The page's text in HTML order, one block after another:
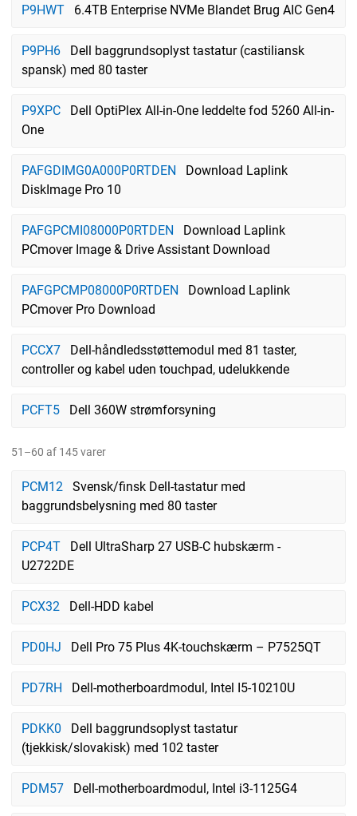
P9HWT 6.4TB Enterprise NVMe Blandet Brug AIC Gen4
P9PH6
Dell baggrundsoplyst tastatur (castiliansk
spansk) med 80 taster
P9XPC
Dell OptiPlex All-in-One leddelte fod 5260 All-in-
One
PAFGDIMG0A000P0RTDEN
Download Laplink
DiskImage Pro 10
PAFGPCMI08000P0RTDEN
Download Laplink
PCmover Image & Drive Assistant Download
PAFGPCMP08000P0RTDEN
Download Laplink
PCmover Pro Download
PCCX7
Dell-håndledsstøttemodul med 81 taster,
controller og kabel uden touchpad, udelukkende
PCFT5 Dell 360W strømforsyning
51–60 af 145 varer
PCM12
Svensk/finsk Dell-tastatur med
baggrundsbelysning med 80 taster
PCP4T
Dell UltraSharp 27 USB-C hubskærm -
U2722DE
PCX32 Dell-HDD kabel
PD0HJ Dell Pro 75 Plus 4K-touchskærm – P7525QT
PD7RH Dell-motherboardmodul, Intel I5-10210U
PDKK0
Dell baggrundsoplyst tastatur
(tjekkisk/slovakisk) med 102 taster
PDM57 Dell-motherboardmodul, Intel i3-1125G4